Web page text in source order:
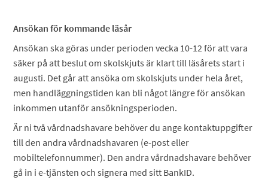
Ansökan för kommande läsår
Ansökan ska göras under perioden vecka 10-12 för att vara
säker på att beslut om skolskjuts är klart till läsårets start i
augusti. Det går att ansöka om skolskjuts under hela året,
men handläggningstiden kan bli något längre för ansökan
inkommen utanför ansökningsperioden.
Är ni två vårdnadshavare behöver du ange kontaktuppgifter
till den andra vårdnadshavaren (e-post eller
mobiltelefonnummer). Den andra vårdnadshavare behöver
gå in i e-tjänsten och signera med sitt BankID.